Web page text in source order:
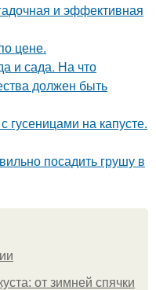
и эффективная
цене.
и сада. На что
должен быть
гусеницами на капусте.
посадить грушу в
от зимней спячки